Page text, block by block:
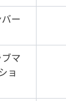
ー
マ
ョ